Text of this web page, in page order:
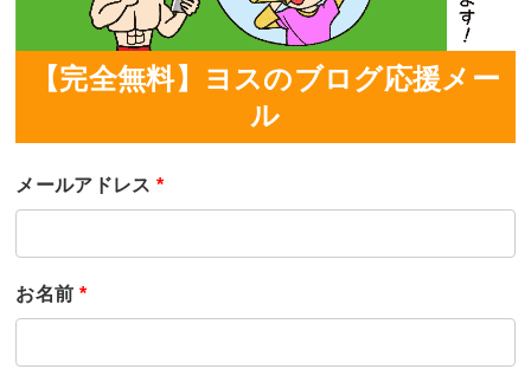
【完全無料】ヨスのブログ応援メー
ル
メールアドレス *
お名前 *